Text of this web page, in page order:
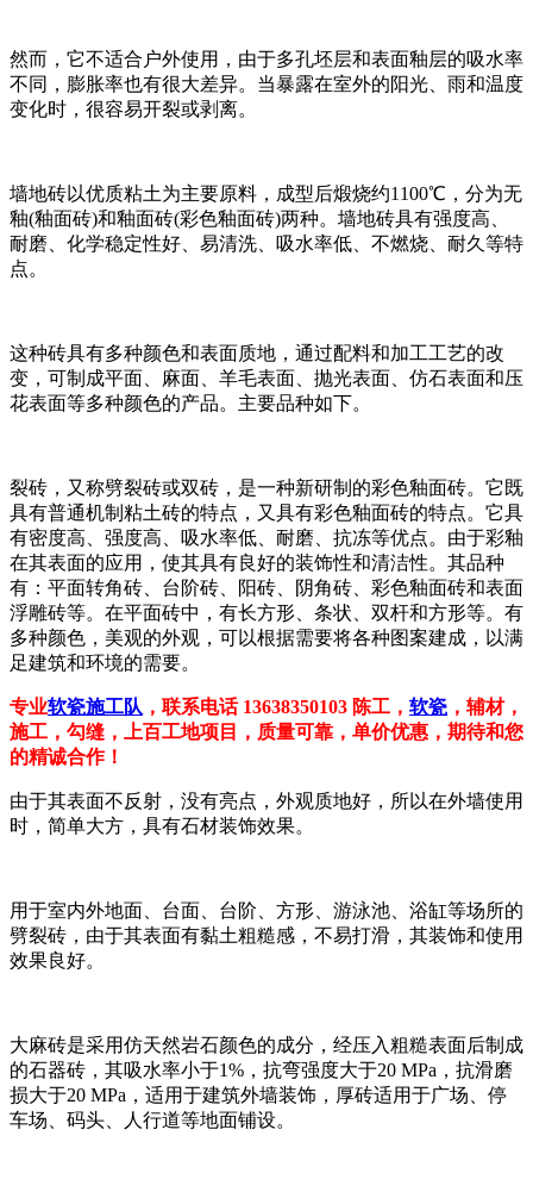
然而，它不适合户外使用，由于多孔坯层和表面釉层的吸水率
不同，膨胀率也有很大差异。当暴露在室外的阳光、雨和温度
变化时，很容易开裂或剥离。
墙地砖以优质粘土为主要原料，成型后煅烧约1100℃，分为无
釉(釉面砖)和釉面砖(彩色釉面砖)两种。墙地砖具有强度高、
耐磨、化学稳定性好、易清洗、吸水率低、不燃烧、耐久等特
点。
这种砖具有多种颜色和表面质地，通过配料和加工工艺的改
变，可制成平面、麻面、羊毛表面、抛光表面、仿石表面和压
花表面等多种颜色的产品。主要品种如下。
裂砖，又称劈裂砖或双砖，是一种新研制的彩色釉面砖。它既
具有普通机制粘土砖的特点，又具有彩色釉面砖的特点。它具
有密度高、强度高、吸水率低、耐磨、抗冻等优点。由于彩釉
在其表面的应用，使其具有良好的装饰性和清洁性。其品种
有：平面转角砖、台阶砖、阳砖、阴角砖、彩色釉面砖和表面
浮雕砖等。在平面砖中，有长方形、条状、双杆和方形等。有
多种颜色，美观的外观，可以根据需要将各种图案建成，以满
足建筑和环境的需要。
专业软瓷施工队 ，联系电话 13638350103 陈工， 软瓷 ，辅材，
施工，勾缝，上百工地项目，质量可靠，单价优惠，期待和您
的精诚合作！
由于其表面不反射，没有亮点，外观质地好，所以在外墙使用
时，简单大方，具有石材装饰效果。
用于室内外地面、台面、台阶、方形、游泳池、浴缸等场所的
劈裂砖，由于其表面有黏土粗糙感，不易打滑，其装饰和使用
效果良好。
大麻砖是采用仿天然岩石颜色的成分，经压入粗糙表面后制成
的石器砖，其吸水率小于1%，抗弯强度大于20 MPa，抗滑磨
损大于20 MPa，适用于建筑外墙装饰，厚砖适用于广场、停
车场、码头、人行道等地面铺设。